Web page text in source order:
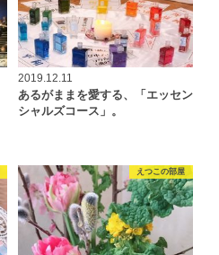
2019.12.11
あるがままを愛する、「エッセン
シャルズコース」。
えつこの部屋